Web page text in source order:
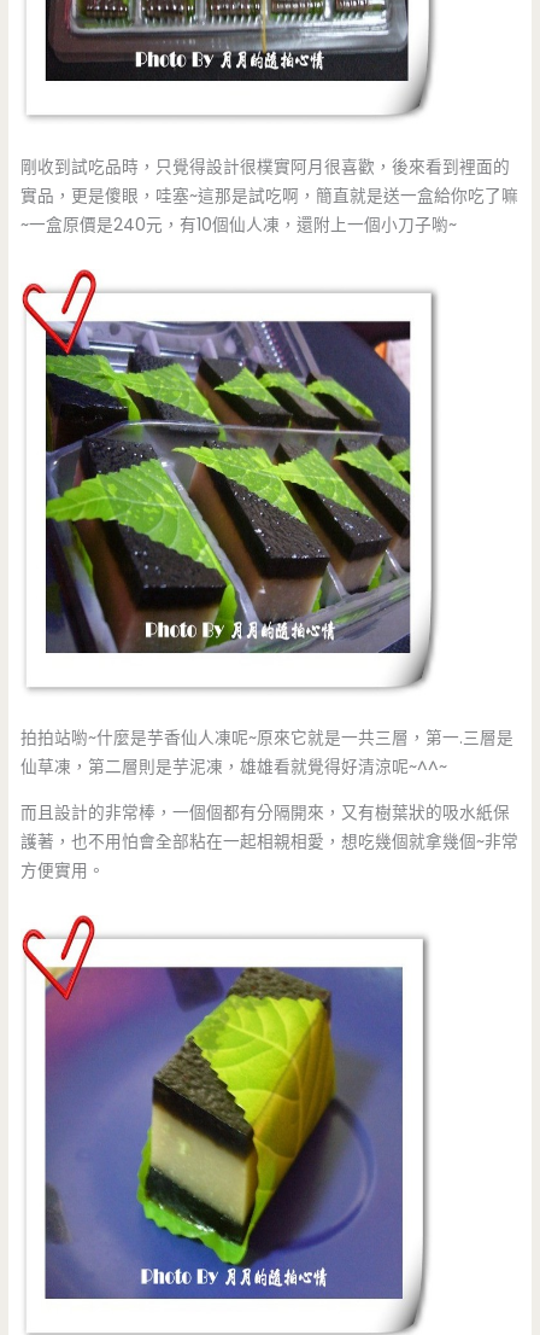
剛收到試吃品時，只覺得設計很樸實阿月很喜歡，後來看到裡面的
實品，更是傻眼，哇塞~這那是試吃啊，簡直就是送一盒給你吃了嘛
~一盒原價是240元，有10個仙人凍，還附上一個小刀子喲~
拍拍站喲~什麼是芋香仙人凍呢~原來它就是一共三層，第一.三層是
仙草凍，第二層則是芋泥凍，雄雄看就覺得好清涼呢~^^~
而且設計的非常棒，一個個都有分隔開來，又有樹葉狀的吸水紙保
護著，也不用怕會全部粘在一起相親相愛，想吃幾個就拿幾個~非常
方便實用。